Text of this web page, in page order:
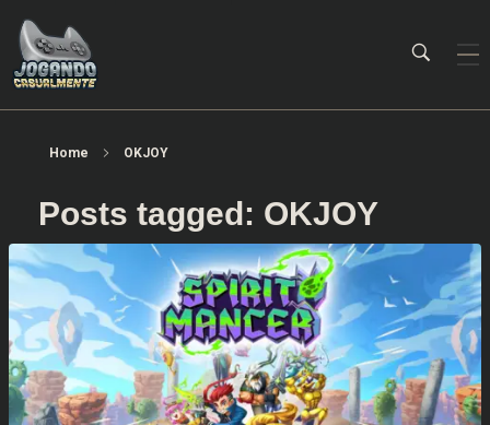
Home OKJOY
Posts tagged: OKJOY